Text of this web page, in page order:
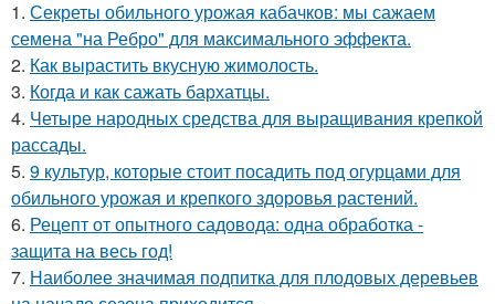
1. Секреты обильного урожая кабачков: мы сажаем
семена "на Ребро" для максимального эффекта.
2. Как вырастить вкусную жимолость.
3. Когда и как сажать бархатцы.
4. Четыре народных средства для выращивания крепкой
рассады.
5. 9 культур, которые стоит посадить под огурцами для
обильного урожая и крепкого здоровья растений.
6. Рецепт от опытного садовода: одна обработка -
защита на весь год!
7. Наиболее значимая подпитка для плодовых деревьев